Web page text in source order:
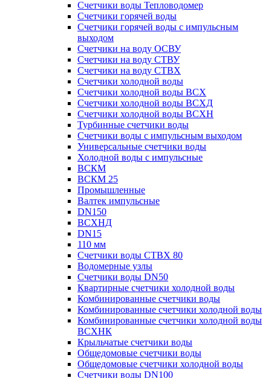
Счетчики воды Тепловодомер
Счетчики горячей воды
Счетчики горячей воды с импульсным
выходом
Счетчики на воду ОСВУ
Счетчики на воду СТВУ
Счетчики на воду СТВХ
Счетчики холодной воды
Счетчики холодной воды ВСХ
Счетчики холодной воды ВСХД
Счетчики холодной воды ВСХН
Турбинные счетчики воды
Счетчики воды с импульсным выходом
Универсальные счетчики воды
Холодной воды с импульсные
ВСКМ
ВСКМ 25
Промышленные
Валтек импульсные
DN150
ВСХНД
DN15
110 мм
Счетчики воды СТВХ 80
Водомерные узлы
Счетчики воды DN50
Квартирные счетчики холодной воды
Комбинированные счетчики воды
Комбинированные счетчики холодной воды
Комбинированные счетчики холодной воды
ВСХНК
Крыльчатые счетчики воды
Общедомовые счетчики воды
Общедомовые счетчики холодной воды
Счетчики воды DN100